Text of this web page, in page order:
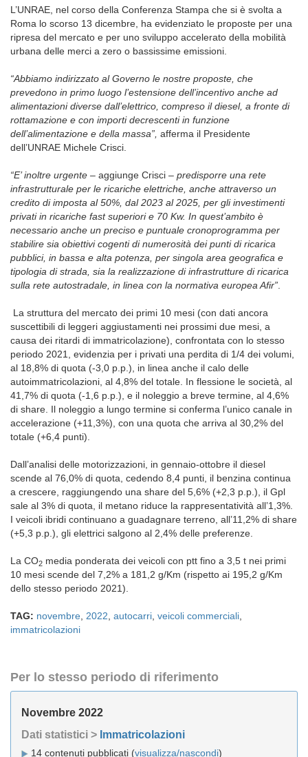
L’UNRAE, nel corso della Conferenza Stampa che si è svolta a
Roma lo scorso 13 dicembre, ha evidenziato le proposte per una
ripresa del mercato e per uno sviluppo accelerato della mobilità
urbana delle merci a zero o bassissime emissioni.
“Abbiamo indirizzato al Governo le nostre proposte, che
prevedono in primo luogo l’estensione dell’incentivo anche ad
alimentazioni diverse dall’elettrico, compreso il diesel, a fronte di
rottamazione e con importi decrescenti in funzione
dell’alimentazione e della massa”, afferma il Presidente
dell’UNRAE Michele Crisci.
“E’ inoltre urgente – aggiunge Crisci – predisporre una rete
infrastrutturale per le ricariche elettriche, anche attraverso un
credito di imposta al 50%, dal 2023 al 2025, per gli investimenti
privati in ricariche fast superiori e 70 Kw. In quest’ambito è
necessario anche un preciso e puntuale cronoprogramma per
stabilire sia obiettivi cogenti di numerosità dei punti di ricarica
pubblici, in bassa e alta potenza, per singola area geografica e
tipologia di strada, sia la realizzazione di infrastrutture di ricarica
sulla rete autostradale, in linea con la normativa europea Afir”
La struttura del mercato dei primi 10 mesi (con dati ancora
suscettibili di leggeri aggiustamenti nei prossimi due mesi, a
causa dei ritardi di immatricolazione), confrontata con lo stesso
periodo 2021, evidenzia per i privati una perdita di 1/4 dei volumi,
al 18,8% di quota (-3,0 p.p.), in linea anche il calo delle
autoimmatricolazioni, al 4,8% del totale. In flessione le società, al
41,7% di quota (-1,6 p.p.), e il noleggio a breve termine, al 4,6%
di share. Il noleggio a lungo termine si conferma l’unico canale in
accelerazione (+11,3%), con una quota che arriva al 30,2% del
totale (+6,4 punti).
Dall’analisi delle motorizzazioni, in gennaio-ottobre il diesel
scende al 76,0% di quota, cedendo 8,4 punti, il benzina continua
a crescere, raggiungendo una share del 5,6% (+2,3 p.p.), il Gpl
sale al 3% di quota, il metano riduce la rappresentatività all’1,3%.
I veicoli ibridi continuano a guadagnare terreno, all’11,2% di share
(+5,3 p.p.), gli elettrici salgono al 2,4% delle preferenze.
La CO2 media ponderata dei veicoli con ptt fino a 3,5 t nei primi
10 mesi scende del 7,2% a 181,2 g/Km (rispetto ai 195,2 g/Km
dello stesso periodo 2021).
TAG: novembre 2022 autocarri veicoli commerciali
immatricolazioni
Per lo stesso periodo di riferimento
Novembre 2022
Dati statistici > Immatricolazioni
14 contenuti pubblicati (visualizza/nascondi)